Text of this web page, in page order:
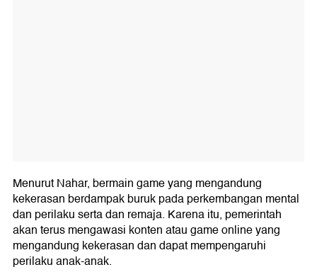
Menurut Nahar, bermain game yang mengandung
kekerasan berdampak buruk pada perkembangan mental
dan perilaku serta dan remaja. Karena itu, pemerintah
akan terus mengawasi konten atau game online yang
mengandung kekerasan dan dapat mempengaruhi
perilaku anak-anak.